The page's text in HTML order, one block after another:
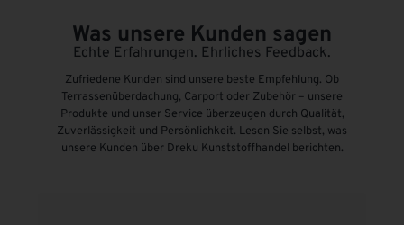
Was unsere Kunden sagen
Echte Erfahrungen. Ehrliches Feedback.
Zufriedene Kunden sind unsere beste Empfehlung. Ob
Terrassenüberdachung, Carport oder Zubehör – unsere
Produkte und unser Service überzeugen durch Qualität,
Zuverlässigkeit und Persönlichkeit. Lesen Sie selbst, was
unsere Kunden über Dreku Kunststoffhandel berichten.